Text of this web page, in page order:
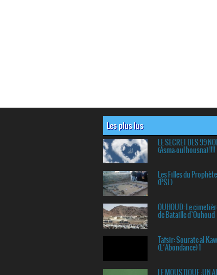
Les plus lus
LE SECRET DES 99
(Asma-oul housna) !!!!
Les Filles du
(PSL)
OUHOUD: Le
de Bataille d`Ouhoud
Tafsir: Sourate al-
(L’Abondance) 1
LE MOUSTIQUE :UN